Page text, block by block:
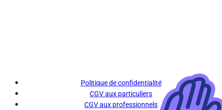
Politique de confidentialité
CGV aux particuliers
CGV aux professionnels